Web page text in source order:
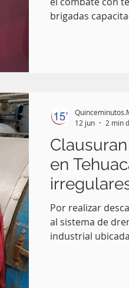
brigadas
Ordenamiento
en
Por realizar
al sistema de
industrial
12 jun
2 min